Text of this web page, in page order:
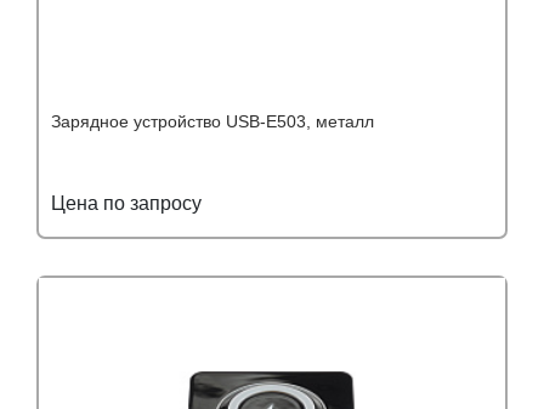
Зарядное устройство USB-Е503, металл
Цена по запросу